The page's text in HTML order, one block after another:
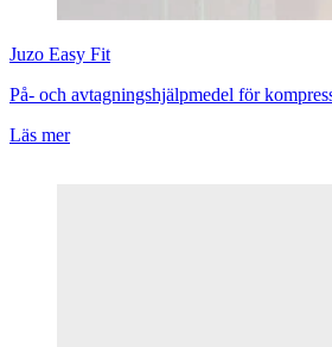
Juzo Easy Fit
På- och avtagningshjälpmedel för
Läs mer